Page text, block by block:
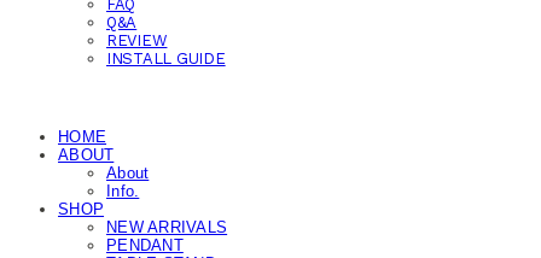
FAQ
Q&A
REVIEW
INSTALL GUIDE
HOME
ABOUT
About
Info.
SHOP
NEW ARRIVALS
PENDANT